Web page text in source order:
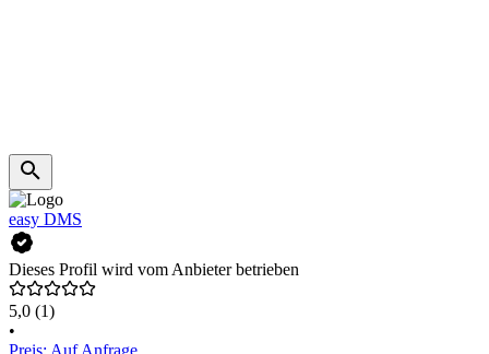
easy DMS
Dieses Profil wird vom Anbieter betrieben
5,0 (1)
•